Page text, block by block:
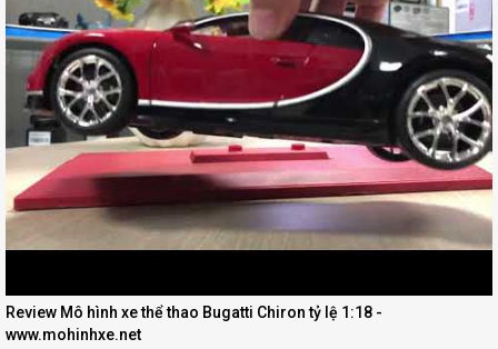
Review Mô hình xe thể thao Bugatti Chiron tỷ lệ 1:18 -
www.mohinhxe.net